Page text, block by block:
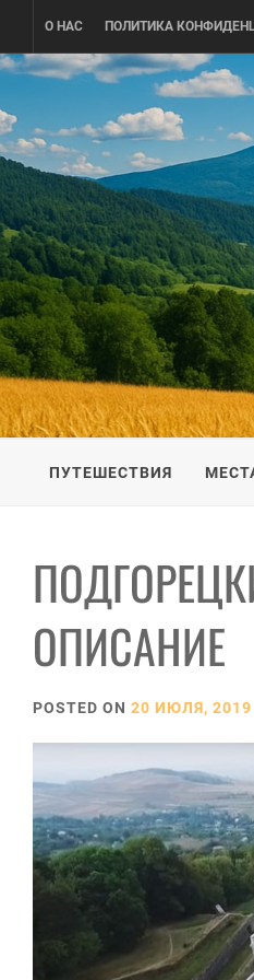
content
О НАС ПОЛИТИКА
ПУТЕШЕСТВИЕ ПО
ПУТЕШЕСТВИЯ
ОПИСАНИЕ
POSTED ON 20 ИЮЛЯ, 2019